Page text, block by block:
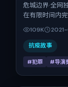
危城边界·全网
在有限时间内
颖、赵涛、周
片定于 2021-
公映，片长175
109K
抗疫故事
#犯罪 #导演